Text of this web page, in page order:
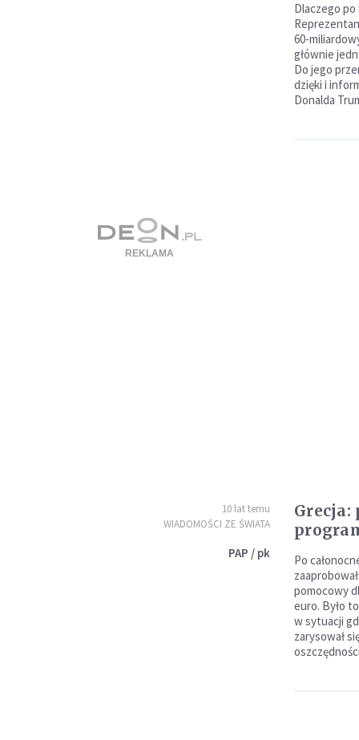
Dlaczego
60-
głównie
Do jego
dzięki i
Donalda
10 lat temu
WIADOMOŚCI ZE ŚWIATA
PAP / pk
Grecja:
Po
pomocowy
euro. Było
w sytuacji
zarysował